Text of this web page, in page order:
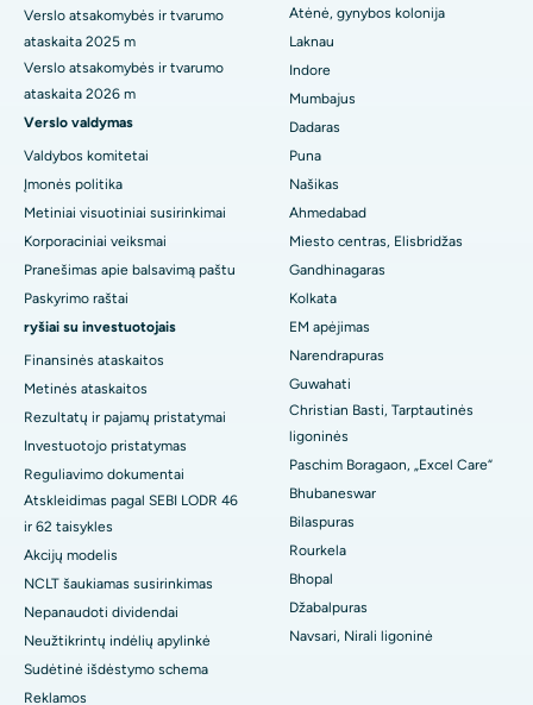
Geriausia ligoninė Waltair Main Road, Visakhapatnam
Geriausia ligoninė Subhash Nagar Road, Karimnagar
Geriausia ligoninė Managaryje, Karaikudi
Geriausia ligoninė Arepally mieste, Warangal mieste
Geriausia ligoninė Arera kolonijoje, Bhopale
Geriausia ligoninė Jayanagar mieste, Bangalore
Geriausia ligoninė KK Nagare, Madurajuje
Geriausia ligoninė Ramji Nagare, Nellore
Geriausia ligoninė 19 sektoriuje, Rourkela
Geriausia ligoninė Svargeite, Punėje
Geriausia moterų vėžio ligoninė Pietų Delyje
Verslo atsakomybės ir tvarumo
ataskaita 2025 m
Verslo atsakomybės ir tvarumo
ataskaita 2026 m
Verslo valdymas
Valdybos komitetai
Įmonės politika
Metiniai visuotiniai susirinkimai
Korporaciniai veiksmai
Pranešimas apie balsavimą paštu
Paskyrimo raštai
ryšiai su investuotojais
Finansinės ataskaitos
Metinės ataskaitos
Rezultatų ir pajamų pristatymai
Investuotojo pristatymas
Reguliavimo dokumentai
Atskleidimas pagal SEBI LODR 46
ir 62 taisykles
Akcijų modelis
NCLT šaukiamas susirinkimas
Nepanaudoti dividendai
Neužtikrintų indėlių apylinkė
Sudėtinė išdėstymo schema
Reklamos
Atėnė, gynybos kolonija
Laknau
Indore
Mumbajus
Dadaras
Puna
Našikas
Ahmedabad
Miesto centras, Elisbridžas
Gandhinagaras
Kolkata
EM apėjimas
Narendrapuras
Guwahati
Christian Basti, Tarptautinės
ligoninės
Paschim Boragaon, „Excel Care“
Bhubaneswar
Bilaspuras
Rourkela
Bhopal
Džabalpuras
Navsari, Nirali ligoninė